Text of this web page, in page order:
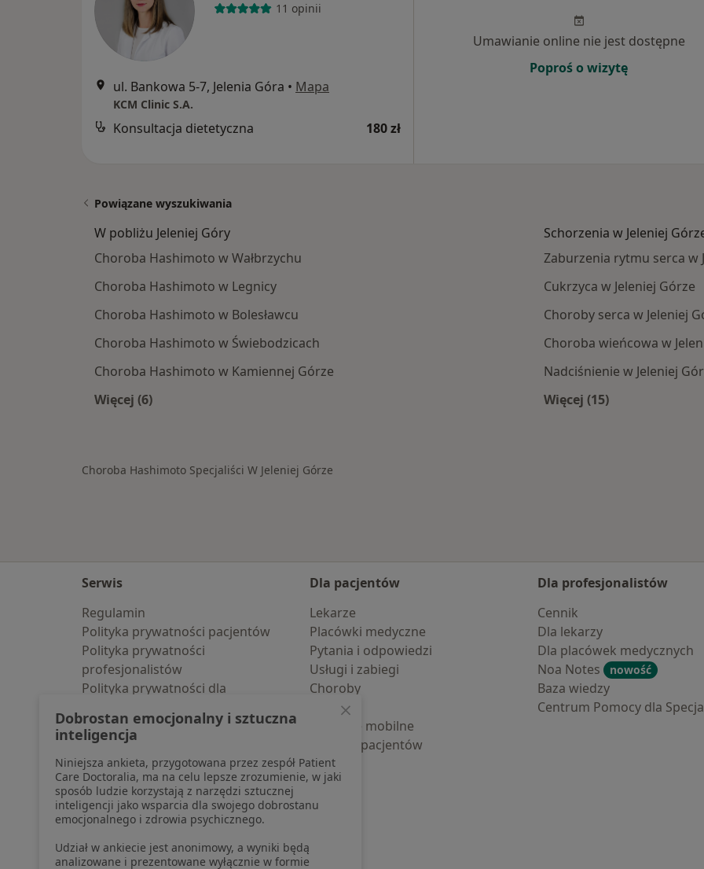
11 opinii
ul. Bankowa 5-7, Jelenia Góra • Mapa
KCM Clinic S.A.
Konsultacja dietetyczna 180 zł
Umawianie online nie jest dostępne
Poproś o wizytę
Powiązane wyszukiwania
W pobliżu Jeleniej Góry
Choroba Hashimoto w Wałbrzychu
Choroba Hashimoto w Legnicy
Choroba Hashimoto w Bolesławcu
Choroba Hashimoto w Świebodzicach
Choroba Hashimoto w Kamiennej Górze
Więcej (6)
Schorzenia w Jeleniej
Zaburzenia rytmu serca w
Cukrzyca w Jeleniej Górze
Choroby serca w Jeleniej
Choroba wieńcowa w
Nadciśnienie w Jeleniej
Więcej (15)
Choroba Hashimoto Specjaliści W Jeleniej Górze
Serwis
Regulamin
Polityka prywatności pacjentów
Polityka prywatności
profesjonalistów
Polityka prywatności dla
pozyskaliśmy samodzielnie
Polityka cookies
Jak działają wyniki wyszukiwania
Dostępność
O nas
Praca Rekrutujemy!
Partnerzy
Centrum prasowe
Dla pacjentów
Lekarze
Placówki medyczne
Pytania i odpowiedzi
Usługi i zabiegi
Choroby
Pomoc
Aplikacje mobilne
Blog dla pacjentów
Dla profesjonalistów
Cennik
Dla lekarzy
Dla placówek medycznych
Noa Notes
nowość
Baza wiedzy
Centrum Pomocy dla
Dobrostan emocjonalny i sztuczna
inteligencja
Niniejsza ankieta, przygotowana przez zespół Patient
Care Doctoralia, ma na celu lepsze zrozumienie, w jaki
sposób ludzie korzystają z narzędzi sztucznej
inteligencji jako wsparcia dla swojego dobrostanu
emocjonalnego i zdrowia psychicznego.
Udział w ankiecie jest anonimowy, a wyniki będą
analizowane i prezentowane wyłącznie w formie